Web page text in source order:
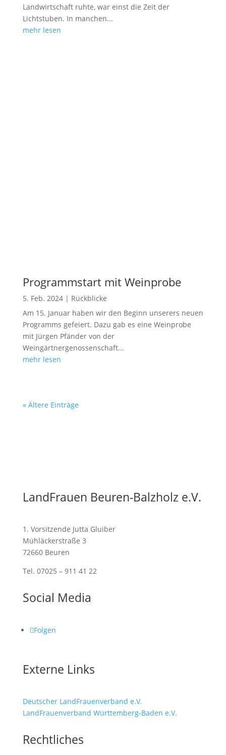
Landwirtschaft ruhte, war einst die Zeit der
Lichtstuben. In manchen...
mehr lesen
Programmstart mit Weinprobe
5. Feb. 2024| Rückblicke
Am 15. Januar haben wir den Beginn unserers neuen
Programms gefeiert. Dazu gab es eine Weinprobe
mit Jürgen Pfänder von der
Weingärtnergenossenschaft...
mehr lesen
« Ältere Einträge
LandFrauen Beuren-Balzholz e.V.
1. Vorsitzende Jutta Gluiber
Mühläckerstraße 3
72660 Beuren
Tel. 07025 – 911 41 22
Social Media
Folgen
Externe Links
Deutscher LandFrauenverband e.V.
LandFrauenverband Württemberg-Baden e.V.
Rechtliches